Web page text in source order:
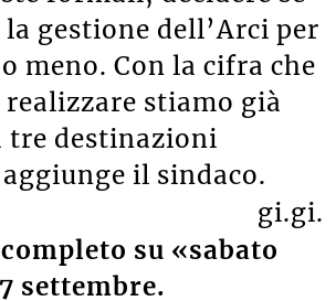
gestione dell’Arci per
meno. Con la cifra che
stiamo già
tre destinazioni
il sindaco.
gi.gi.
su «sabato
settembre.